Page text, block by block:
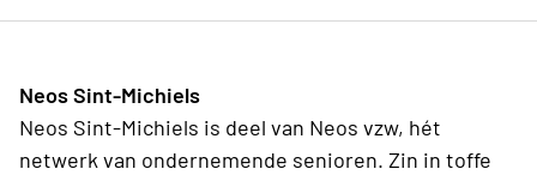
Neos Sint-Michiels
Neos Sint-Michiels is deel van Neos vzw, hét
netwerk van ondernemende senioren. Zin in toffe